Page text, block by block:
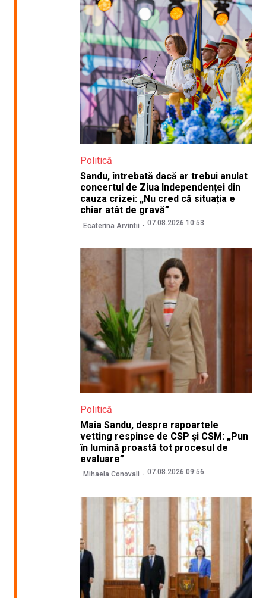
Politică
Sandu, întrebată dacă ar trebui anulat
concertul de Ziua Independenței din
cauza crizei: „Nu cred că situația e
chiar atât de gravă”
Ecaterina Arvintii 07.08.2026 10:53
Politică
Maia Sandu, despre rapoartele
vetting respinse de CSP și CSM: „Pun
în lumină proastă tot procesul de
evaluare”
Mihaela Conovali 07.08.2026 09:56